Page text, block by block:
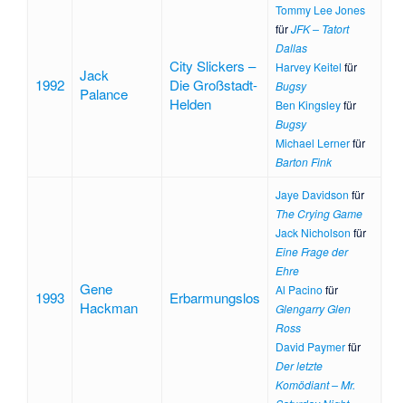
1992
Jack
Palance
City Slickers –
Die Großstadt-
Helden
Tommy Lee Jones
fürJFK – Tatort
Dallas
Harvey Keitel für
Bugsy
Ben Kingsleyfür
Bugsy
Michael Lernerfür
Barton Fink
1993
Gene
Hackman
Erbarmungslos
Jaye Davidson für
The Crying Game
Jack Nicholson für
Eine Frage der
Ehre
Al Pacinofür
Glengarry Glen
Ross
David Paymerfür
Der letzte
Komödiant – Mr.